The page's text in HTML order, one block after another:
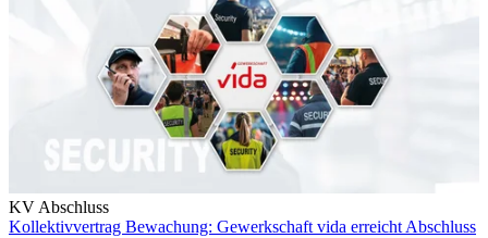
KV Abschluss
Kollektivvertrag Bewachung: Gewerkschaft vida erreicht Abschluss